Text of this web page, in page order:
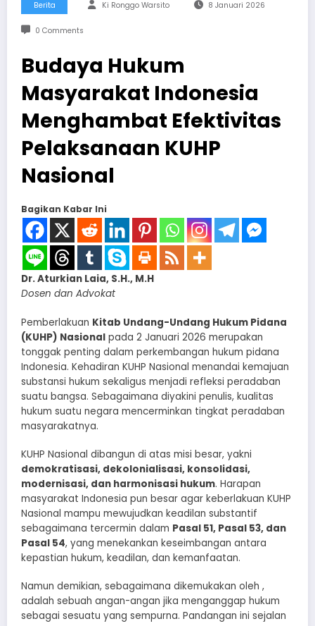
Berita Ki Ronggo Warsito 8 Januari 2026
0 Comments
Budaya Hukum
Masyarakat Indonesia
Menghambat Efektivitas
Pelaksanaan KUHP
Nasional
Bagikan Kabar Ini
Dr. Aturkian Laia, S.H., M.H
Dosen dan Advokat
Pemberlakuan Kitab Undang-Undang Hukum Pidana
(KUHP) Nasional pada 2 Januari 2026 merupakan
tonggak penting dalam perkembangan hukum pidana
Indonesia. Kehadiran KUHP Nasional menandai kemajuan
substansi hukum sekaligus menjadi refleksi peradaban
suatu bangsa. Sebagaimana diyakini penulis, kualitas
hukum suatu negara mencerminkan tingkat peradaban
masyarakatnya.
KUHP Nasional dibangun di atas misi besar, yakni
demokratisasi, dekolonialisasi, konsolidasi,
modernisasi, dan harmonisasi hukum. Harapan
masyarakat Indonesia pun besar agar keberlakuan KUHP
Nasional mampu mewujudkan keadilan substantif
sebagaimana tercermin dalam Pasal 51, Pasal 53, dan
Pasal 54, yang menekankan keseimbangan antara
kepastian hukum, keadilan, dan kemanfaatan.
Namun demikian, sebagaimana dikemukakan oleh ,
adalah sebuah angan-angan jika menganggap hukum
sebagai sesuatu yang sempurna. Pandangan ini sejalan